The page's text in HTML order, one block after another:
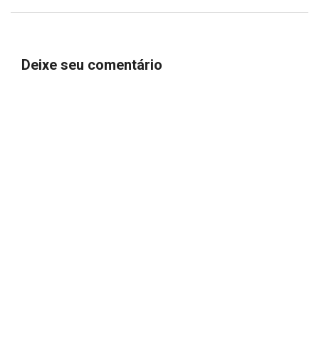
Deixe seu comentário